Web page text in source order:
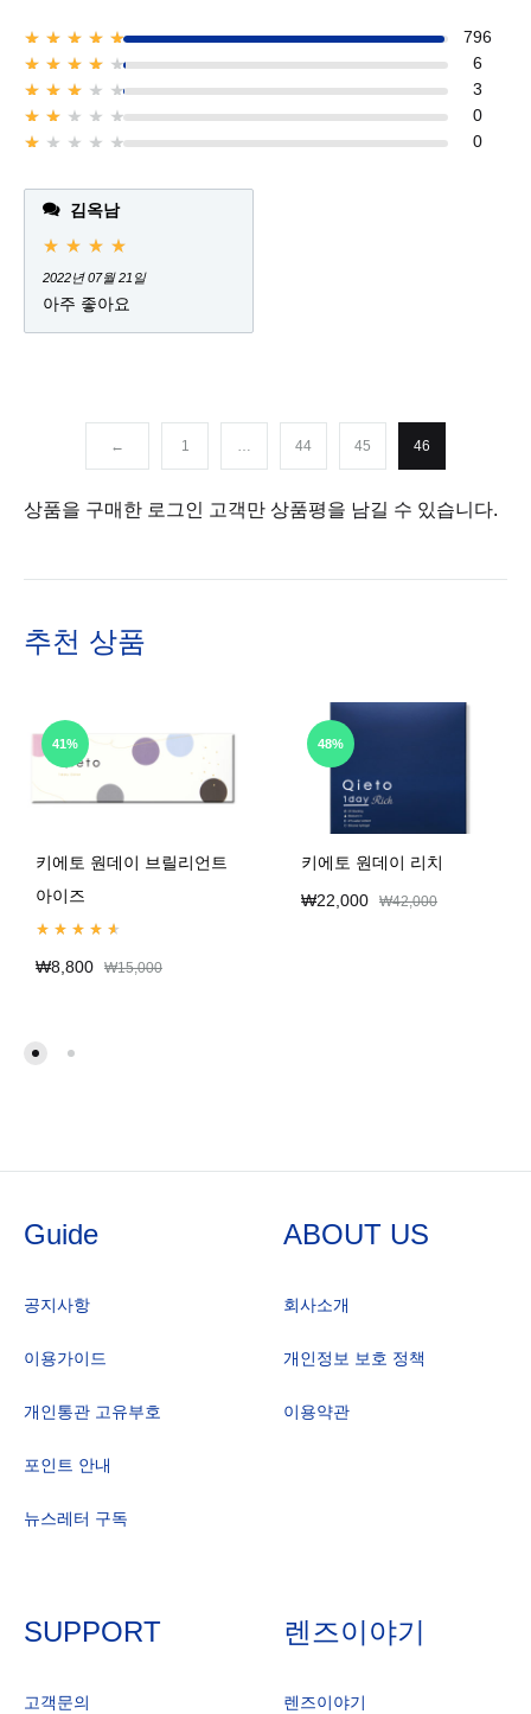
Rated
796
Rated
6
Rated
3
Rated
0
0
김옥남
Rated5out of 5
2022년 07월 21일
아주 좋아요
← 1 … 44 45 46
상품을 구매한 로그인 고객만 상품평을 남길 수 있습니다.
추천 상품
41%
키에토 원데이 브릴리언트
아이즈
₩8,800 ₩15,000
48%
키에토 원데이 리치
₩22,000 ₩42,000
Guide
공지사항
이용가이드
개인통관 고유부호
포인트 안내
뉴스레터 구독
ABOUT US
회사소개
개인정보 보호 정책
이용약관
SUPPORT
고객문의
렌즈이야기
렌즈이야기